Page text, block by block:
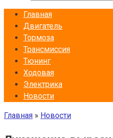
Главная
Двигатель
Тормоза
Трансмиссия
Тюнинг
Ходовая
Электрика
Новости
Главная » Новости